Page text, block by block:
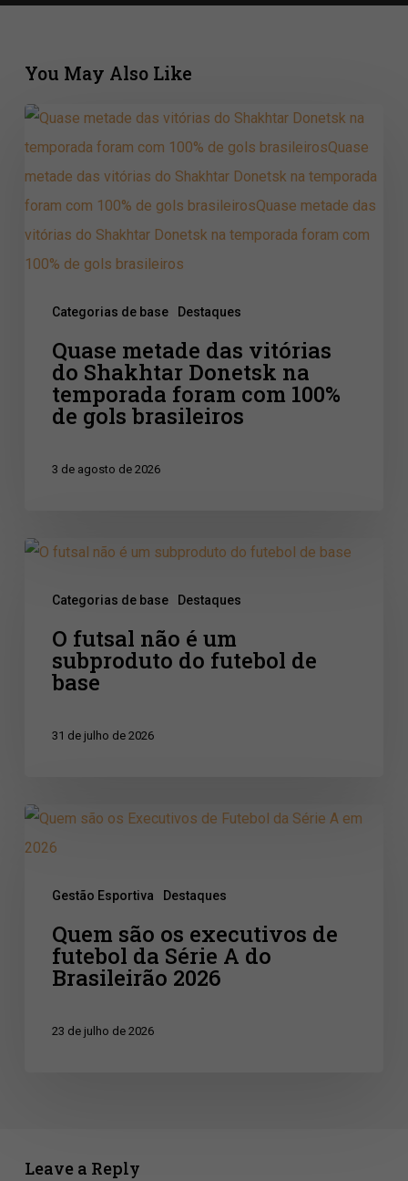
You May Also Like
Categorias de base Destaques
Quase
metade
das
vitórias
do
Shakhtar
temporada
foram
Quase metade das vitórias
do Shakhtar Donetsk na
temporada foram com 100%
de gols brasileiros
3 de agosto de 2026
Categorias de base Destaques
O
base
O futsal não é um
subproduto do futebol de
base
31 de julho de 2026
Gestão Esportiva Destaques
Quem
são
executivos
futebol
Quem são os executivos de
futebol da Série A do
Brasileirão 2026
23 de julho de 2026
Leave a Reply